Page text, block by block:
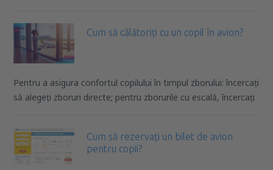
Cum să călătoriți cu un copil în avion?
Pentru a asigura confortul copilului în timpul zborului: încercați
să alegeți zboruri directe; pentru zborurile cu escală, încercați
Cum să rezervați un bilet de avion
pentru copii?